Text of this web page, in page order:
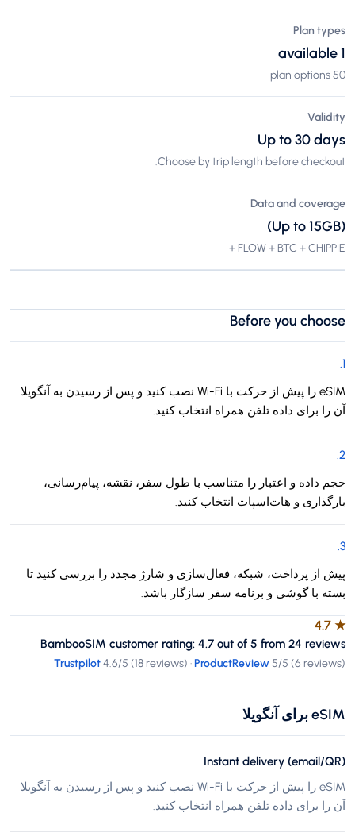
Plan types
1 available
50 plan options
Validity
Up to 30 days
Choose by trip length before checkout.
Data and coverage
(Up to 15GB)
FLOW + BTC + CHIPPIE +
Before you choose
1
.
eSIM را پیش از حرکت با Wi-Fi نصب کنید و پس از رسیدن به آنگویلا
آن را برای داده تلفن همراه انتخاب کنید.
2
.
حجم داده و اعتبار را متناسب با طول سفر، نقشه، پیام‌رسانی،
بارگذاری و هات‌اسپات انتخاب کنید.
3
.
پیش از پرداخت، شبکه، فعال‌سازی و شارژ مجدد را بررسی کنید تا
بسته با گوشی و برنامه سفر سازگار باشد.
★
4.7
BambooSIM customer rating: 4.7 out of 5 from 24 reviews
Trustpilot4.6/5 (18 reviews) ·ProductReview5/5 (6 reviews)
eSIM برای آنگویلا
Instant delivery (email/QR)
eSIM را پیش از حرکت با Wi-Fi نصب کنید و پس از رسیدن به آنگویلا
آن را برای داده تلفن همراه انتخاب کنید.